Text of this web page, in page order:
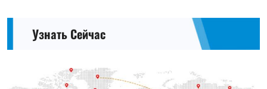
Узнать Сейчас